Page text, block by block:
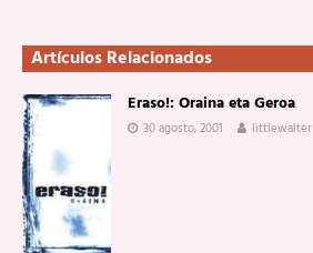
Artículos Relacionados
Eraso!: Oraina eta Geroa
30 agosto, 2001 littlewalter